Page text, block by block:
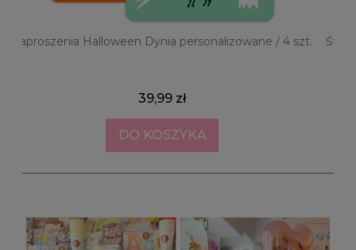
Zaproszenia Halloween Dynia personalizowane / 4 szt.
39,99 zł
DO KOSZYKA